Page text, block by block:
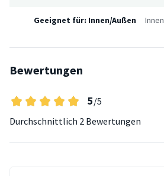
Geeignet für: Innen/Außen Innen
Bewertungen
5/5
Durchschnittlich 2 Bewertungen